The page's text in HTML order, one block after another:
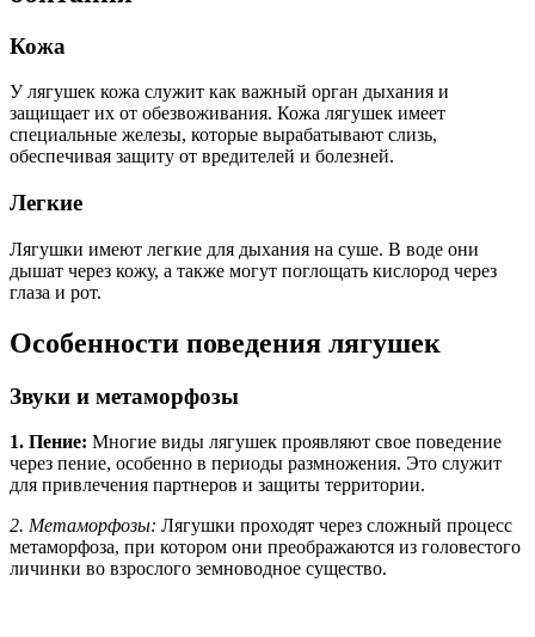
Кожа
У лягушек кожа служит как важный орган дыхания и
защищает их от обезвоживания. Кожа лягушек имеет
специальные железы, которые вырабатывают слизь,
обеспечивая защиту от вредителей и болезней.
Легкие
Лягушки имеют легкие для дыхания на суше. В воде они
дышат через кожу, а также могут поглощать кислород через
глаза и рот.
Особенности поведения лягушек
Звуки и метаморфозы
1. Пение: Многие виды лягушек проявляют свое поведение
через пение, особенно в периоды размножения. Это служит
для привлечения партнеров и защиты территории.
2. Метаморфозы: Лягушки проходят через сложный процесс
метаморфоза, при котором они преображаются из головестого
личинки во взрослого земноводное существо.